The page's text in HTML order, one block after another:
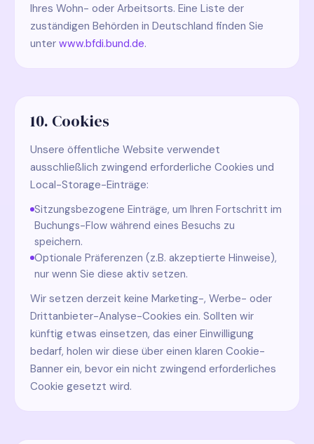
Ihres Wohn- oder Arbeitsorts. Eine Liste der
zuständigen Behörden in Deutschland finden Sie
unterwww.bfdi.bund.de.
10. Cookies
Unsere öffentliche Website verwendet
ausschließlich zwingend erforderliche Cookies und
Local-Storage-Einträge:
Sitzungsbezogene Einträge, um Ihren Fortschritt im
Buchungs-Flow während eines Besuchs zu
speichern.
Optionale Präferenzen (z.B. akzeptierte Hinweise),
nur wenn Sie diese aktiv setzen.
Wir setzen derzeit keine Marketing-, Werbe- oder
Drittanbieter-Analyse-Cookies ein. Sollten wir
künftig etwas einsetzen, das einer Einwilligung
bedarf, holen wir diese über einen klaren Cookie-
Banner ein, bevor ein nicht zwingend erforderliches
Cookie gesetzt wird.